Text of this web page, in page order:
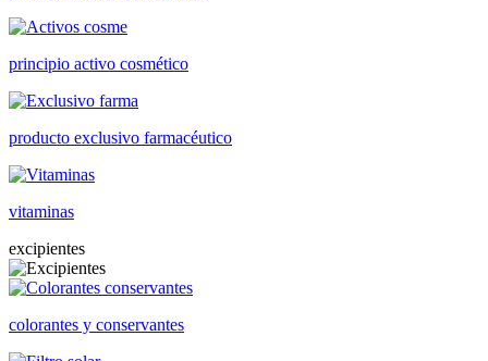
principio activo cosmético
producto exclusivo farmacéutico
vitaminas
excipientes
colorantes y conservantes